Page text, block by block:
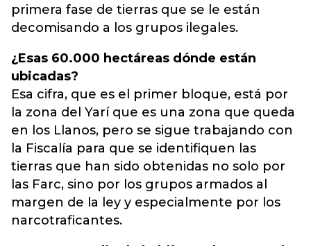
primera fase de tierras que se le están
decomisando a los grupos ilegales.
¿Esas 60.000 hectáreas dónde están
ubicadas?
Esa cifra, que es el primer bloque, está por
la zona del Yarí que es una zona que queda
en los Llanos, pero se sigue trabajando con
la Fiscalía para que se identifiquen las
tierras que han sido obtenidas no solo por
las Farc, sino por los grupos armados al
margen de la ley y especialmente por los
narcotraficantes.